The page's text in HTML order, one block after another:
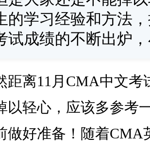
的学习经验和方法
试成绩的不断出炉
11月CMA中文考
以轻心，应该多参考
做好准备！随着